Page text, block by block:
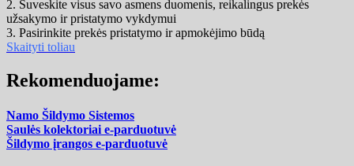
2. Suveskite visus savo asmens duomenis, reikalingus prekės
užsakymo ir pristatymo vykdymui
3. Pasirinkite prekės pristatymo ir apmokėjimo būdą
Skaityti toliau
Rekomenduojame:
Namo Šildymo Sistemos
Saulės kolektoriai e-parduotuvė
Šildymo įrangos e-parduotuvė